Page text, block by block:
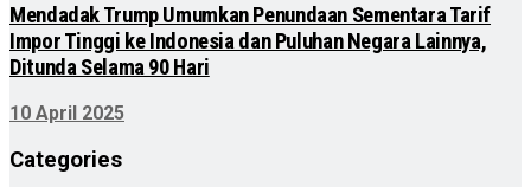
Mendadak Trump Umumkan Penundaan Sementara Tarif
Impor Tinggi ke Indonesia dan Puluhan Negara Lainnya,
Ditunda Selama 90 Hari
10 April 2025
Categories